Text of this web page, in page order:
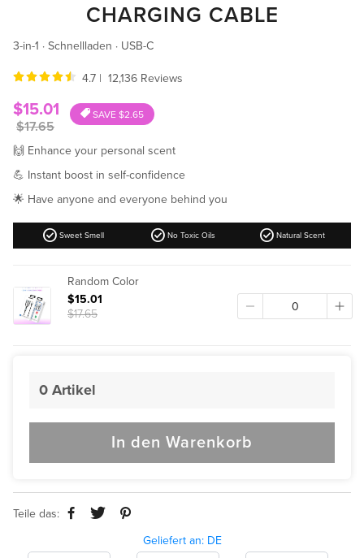
CHARGING CABLE
3-in-1 · Schnellladen · USB-C
4.7 | 12,136 Reviews
Sale
price
$15.01
Regular
$17.65
SAVE $2.65
🙌 Enhance your personal scent
💪 Instant boost in self-confidence
🌟 Have anyone and everyone behind you
check_circle Sweet Smell check_circle No Toxic Oils check_circle Natural Scent
Random Color
$15.01
$17.65
0 Artikel
In den Warenkorb
Teile das:
Geliefert an: DE